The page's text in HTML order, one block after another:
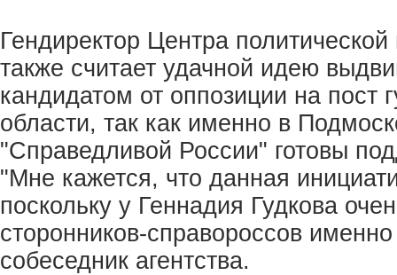
Гендиректор Центра
также считает удачной идею
кандидатом от оппозиции на пост
области, так как именно в
"Справедливой России" готовы
"Мне кажется, что данная
поскольку у Геннадия Гудкова
сторонников-справороссов
собеседник агентства.